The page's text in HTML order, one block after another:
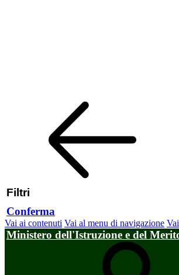
Filtri
Conferma
Vai ai contenuti Vai al menu di navigazione
Ministero dell'Istruzione e del